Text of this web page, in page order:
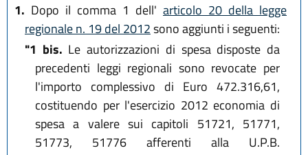
1. Dopo il comma 1 dell' articolo 20 della legge
regionale n. 19 del 2012sono aggiunti i seguenti:
"1 bis. Le autorizzazioni di spesa disposte da
precedenti leggi regionali sono revocate per
l'importo complessivo di Euro 472.316,61,
costituendo per l'esercizio 2012 economia di
spesa a valere sui capitoli 51721, 51771,
51773, 51776 afferenti alla U.P.B.